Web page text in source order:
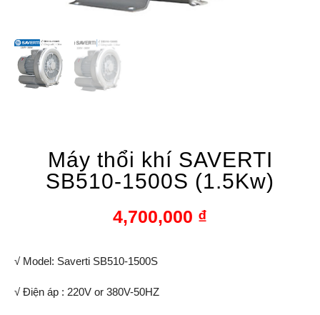
Máy thổi khí SAVERTI
SB510-1500S (1.5Kw)
4,700,000 ₫
√ Model: Saverti SB510-1500S
√ Điện áp : 220V or 380V-50HZ